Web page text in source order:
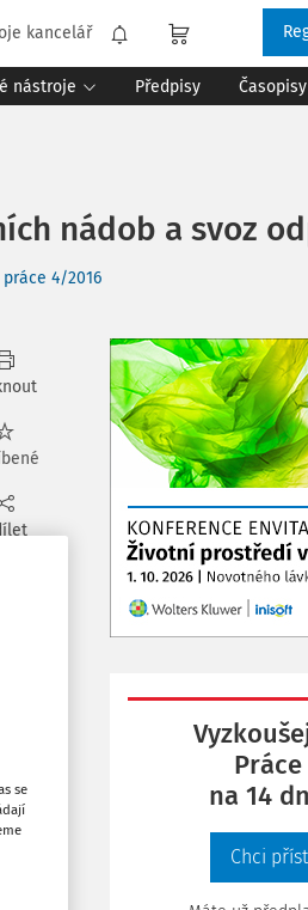
kancelář
nástroje Předpisy Časopisy
nádob a svoz
4/2016
na 14
Chci
se